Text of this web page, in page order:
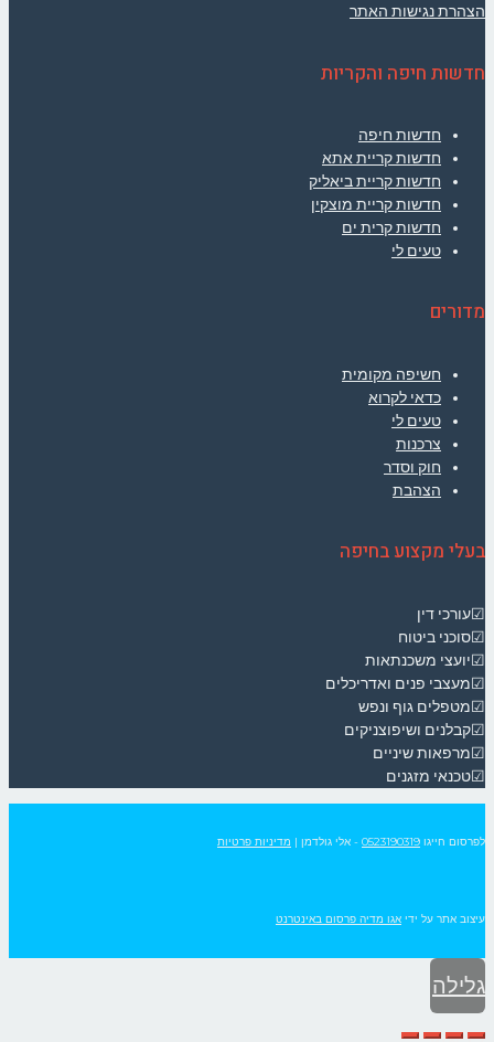
הצהרת נגישות האתר
חדשות חיפה והקריות
חדשות חיפה
חדשות קריית אתא
חדשות קריית ביאליק
חדשות קריית מוצקין
חדשות קרית ים
טעים לי
מדורים
חשיפה מקומית
כדאי לקרוא
טעים לי
צרכנות
חוק וסדר
הצהבת
בעלי מקצוע בחיפה
☑עורכי דין
☑סוכני ביטוח
☑יועצי משכנתאות
☑מעצבי פנים ואדריכלים
☑מטפלים גוף ונפש
☑קבלנים ושיפוצניקים
☑מרפאות שיניים
☑טכנאי מזגנים
לפרסום חייגו 0523190319 - אלי גולדמן | מדיניות פרטיות
עיצוב אתר על ידי אגו מדיה פרסום באינטרנט
גלילה